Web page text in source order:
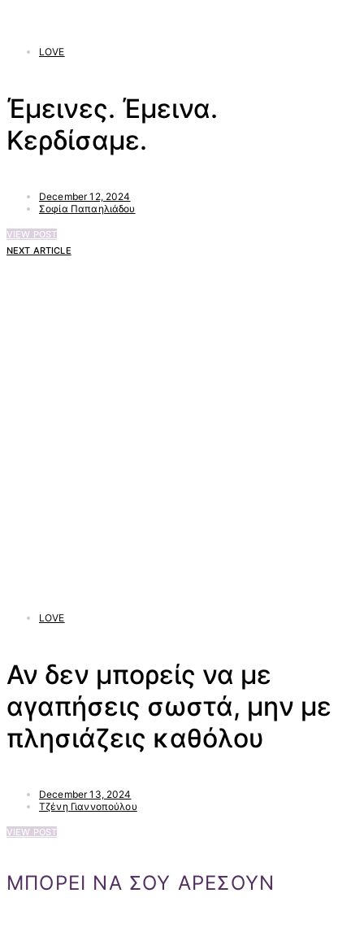
LOVE
Έμεινες. Έμεινα.
Κερδίσαμε.
December 12, 2024
Σοφία Παπαηλιάδου
VIEW POST
NEXT ARTICLE
LOVE
Αν δεν μπορείς να με
αγαπήσεις σωστά, μην με
πλησιάζεις καθόλου
December 13, 2024
Τζένη Γιαννοπούλου
VIEW POST
ΜΠΟΡΕΙ ΝΑ ΣΟΥ ΑΡΕΣΟΥΝ